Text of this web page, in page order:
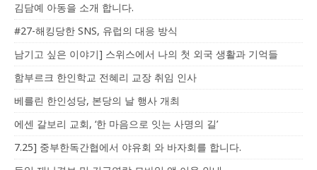
김담예 아동을 소개 합니다.
#27-해킹당한 SNS, 유럽의 대응 방식
남기고 싶은 이야기] 스위스에서 나의 첫 외국 생활과 기억들
함부르크 한인학교 전혜리 교장 취임 인사
베를린 한인성당, 본당의 날 행사 개최
에센 갈보리 교회, ‘한 마음으로 잇는 사명의 길’
7.25] 중부한독간협에서 야유회 와 바자회를 합니다.